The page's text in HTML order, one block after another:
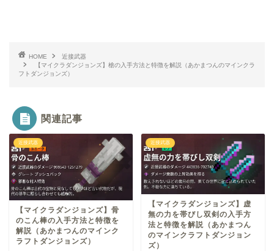
HOME
近接武器
【マイクラダンジョンズ】槍の入手方法と特徴を解説（あかまつんのマインクラ
フトダンジョンズ）
関連記事
近接武器
【マイクラダンジョンズ】骨
のこん棒の入手方法と特徴を
解説（あかまつんのマインク
ラフトダンジョンズ）
近接武器
【マイクラダンジョンズ】虚
無の力を帯びし双剣の入手方
法と特徴を解説（あかまつん
のマインクラフトダンジョン
ズ）